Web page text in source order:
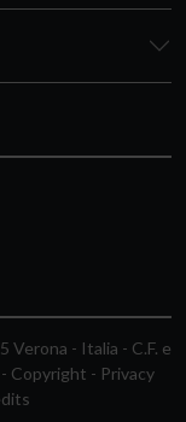
Verona - Italia - C.F. e
- Copyright - Privacy